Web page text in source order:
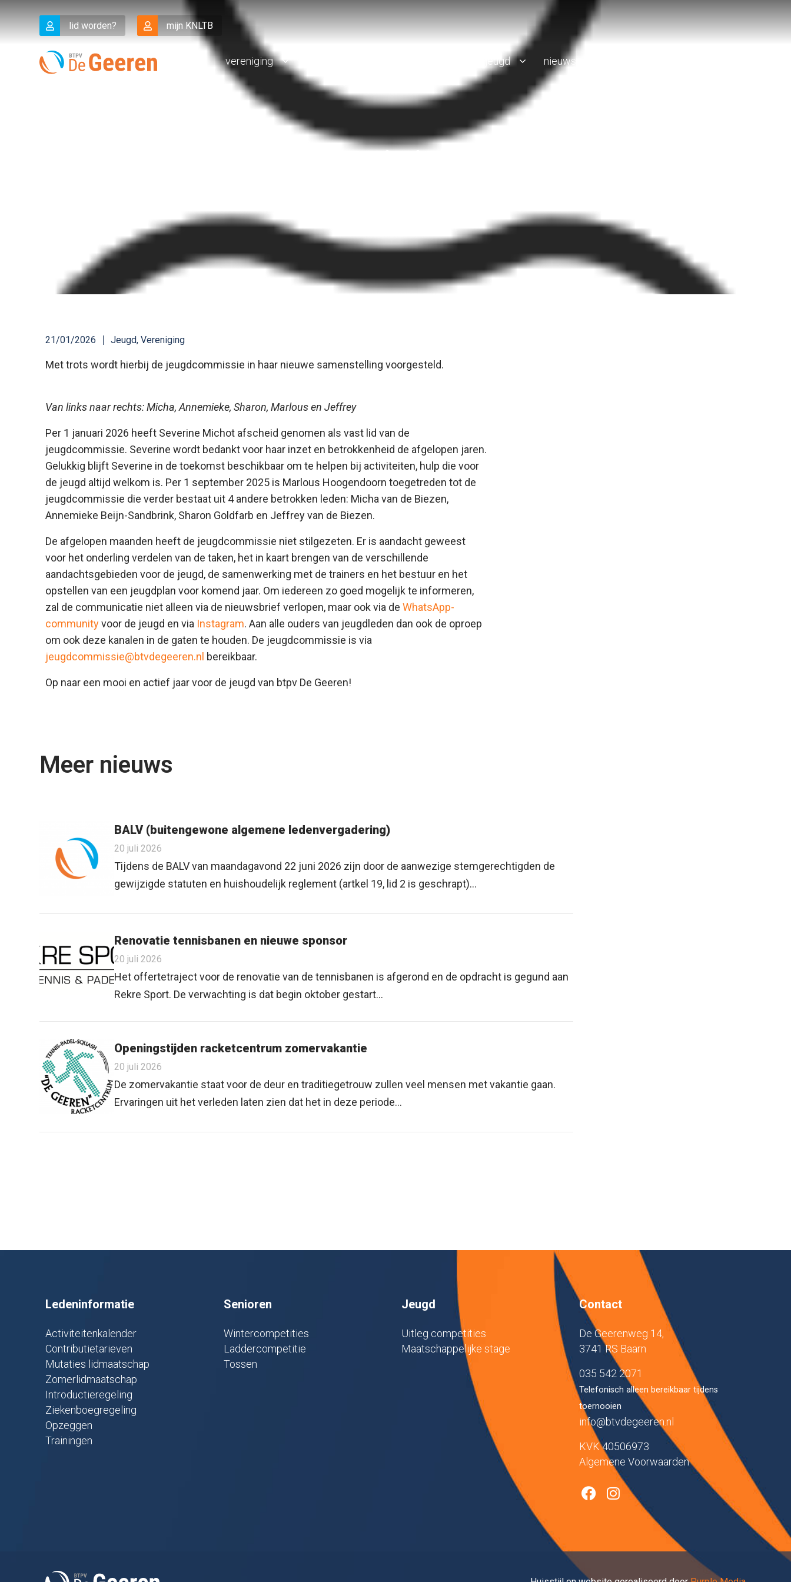
lid worden? mijn KNLTB
vereniging jeugd nieuws
Even voorstellen … de jeugdcommissie van btpv De Geeren
21/01/2026 Jeugd,Vereniging
Met trots wordt hierbij de jeugdcommissie in haar nieuwe samenstelling voorgesteld.
Van links naar rechts: Micha, Annemieke, Sharon, Marlous en Jeffrey
Per 1 januari 2026 heeft Severine Michot afscheid genomen als vast lid van de
jeugdcommissie. Severine wordt bedankt voor haar inzet en betrokkenheid de afgelopen jaren.
Gelukkig blijft Severine in de toekomst beschikbaar om te helpen bij activiteiten, hulp die voor
de jeugd altijd welkom is. Per 1 september 2025 is Marlous Hoogendoorn toegetreden tot de
jeugdcommissie die verder bestaat uit 4 andere betrokken leden: Micha van de Biezen,
Annemieke Beijn-Sandbrink, Sharon Goldfarb en Jeffrey van de Biezen.
De afgelopen maanden heeft de jeugdcommissie niet stilgezeten. Er is aandacht geweest
voor het onderling verdelen van de taken, het in kaart brengen van de verschillende
aandachtsgebieden voor de jeugd, de samenwerking met de trainers en het bestuur en het
opstellen van een jeugdplan voor komend jaar. Om iedereen zo goed mogelijk te informeren,
zal de communicatie niet alleen via de nieuwsbrief verlopen, maar ook via deWhatsApp-
communityvoor de jeugd en via Instagram. Aan alle ouders van jeugdleden dan ook de oproep
om ook deze kanalen in de gaten te houden. De jeugdcommissie is via
jeugdcommissie@btvdegeeren.nl bereikbaar.
Op naar een mooi en actief jaar voor de jeugd van btpv De Geeren!
Meer nieuws
BALV (buitengewone algemene ledenvergadering)
20 juli 2026
Tijdens de BALV van maandagavond 22 juni 2026 zijn door de aanwezige stemgerechtigden de
gewijzigde statuten en huishoudelijk reglement (artkel 19, lid 2 is geschrapt)...
Renovatie tennisbanen en nieuwe sponsor
20 juli 2026
Het offertetraject voor de renovatie van de tennisbanen is afgerond en de opdracht is gegund aan
Rekre Sport. De verwachting is dat begin oktober gestart...
Openingstijden racketcentrum zomervakantie
20 juli 2026
De zomervakantie staat voor de deur en traditiegetrouw zullen veel mensen met vakantie gaan.
Ervaringen uit het verleden laten zien dat het in deze periode...
Ledeninformatie
Activiteitenkalender
Contributietarieven
Mutaties lidmaatschap
Zomerlidmaatschap
Introductieregeling
Ziekenboegregeling
Opzeggen
Trainingen
Senioren
Wintercompetities
Laddercompetitie
Tossen
Jeugd
Uitleg competities
Maatschappelijke stage
Contact
De Geerenweg 14,
3741 RS Baarn
035 542 2071
Telefonisch alleen bereikbaar tijdens
toernooien
info@btvdegeeren.nl
KVK 40506973
Algemene Voorwaarden